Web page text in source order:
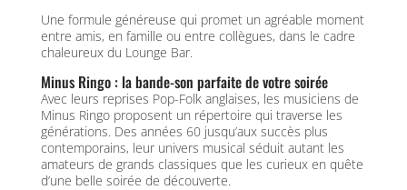
Une formule généreuse qui promet un agréable moment
entre amis, en famille ou entre collègues, dans le cadre
chaleureux du Lounge Bar.
Minus Ringo : la bande-son parfaite de votre soirée
Avec leurs reprises Pop-Folk anglaises, les musiciens de
Minus Ringo proposent un répertoire qui traverse les
générations. Des années 60 jusqu’aux succès plus
contemporains, leur univers musical séduit autant les
amateurs de grands classiques que les curieux en quête
d’une belle soirée de découverte.